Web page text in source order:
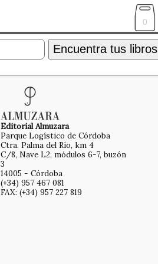
0
Encuentra tus libros
Editorial Almuzara
Parque Logístico de Córdoba
Ctra. Palma del Río, km 4
C/8, Nave L2, módulos 6-7, buzón
3
14005 - Córdoba
(+34) 957 467 081
FAX: (+34) 957 227 819